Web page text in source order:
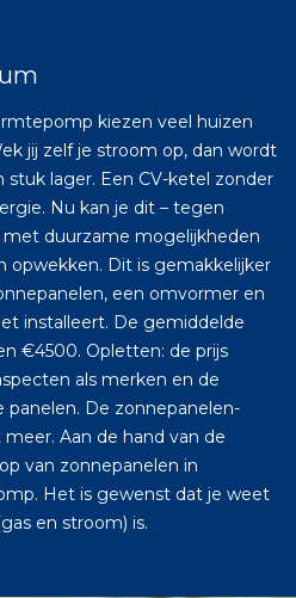
kiezen veel huizen
jij zelf je stroom op, dan wordt
lager. Een CV-ketel zonder
Nu kan je dit – tegen
duurzame mogelijkheden
opwekken. Dit is gemakkelijker
een omvormer en
installeert. De gemiddelde
€4500. Opletten: de prijs
als merken en de
De zonnepanelen-
Aan de hand van de
van zonnepanelen in
Het is gewenst dat je weet
en stroom) is.